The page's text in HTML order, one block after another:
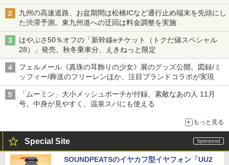
九州の高速道路、お盆期間は松橋ICなど通行止め端末を先頭にし
た渋滞予測。東九州道への迂回は料金調整を実施
はやぶさ50％オフの「新幹線eチケット（トクだ値スペシャル
28）」発売。秋冬乗車分、えきねっと限定
フェルメール《真珠の耳飾りの少女》展のグッズ公開。図録/ミ
ッフィー/葬送のフリーレンほか、注目ブランドコラボが実現
「ムーミン」大小メッシュポーチが付録、素敵なあの人 11月
号。中身が見やすく、温泉スパにも使える
もっと見る
Special Site
SOUNDPEATSのイヤカフ型イヤフォン「UU2